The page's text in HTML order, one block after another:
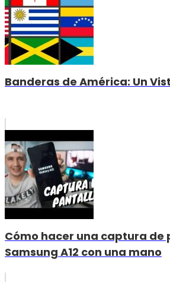
Banderas de América: Un
Cómo hacer una captura de
Samsung A12 con una mano